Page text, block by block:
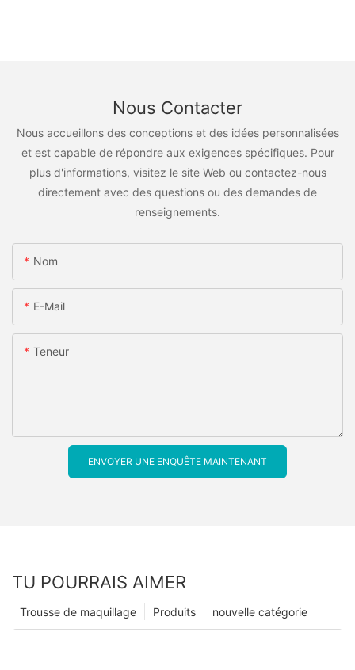
Nous Contacter
Nous accueillons des conceptions et des idées personnalisées
et est capable de répondre aux exigences spécifiques. Pour
plus d'informations, visitez le site Web ou contactez-nous
directement avec des questions ou des demandes de
renseignements.
Nom
E-Mail
Teneur
ENVOYER UNE ENQUÊTE MAINTENANT
TU POURRAIS AIMER
nouvelle catégorie
Produits
Trousse de maquillage